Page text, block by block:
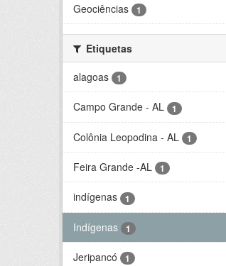
Geociências 1
Etiquetas
alagoas
1
Campo Grande - AL 1
Colônia Leopodina - AL 1
Feira Grande -AL 1
indígenas 1
Indígenas 1
Jeripancó 1